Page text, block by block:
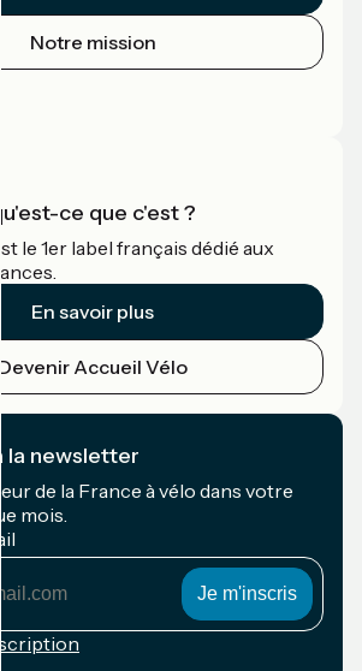
Notre mission
ce que c'est ?
le 1er label français dédié aux
En savoir plus
Devenir Accueil Vélo
la newsletter
de la France à vélo dans votre
mois.